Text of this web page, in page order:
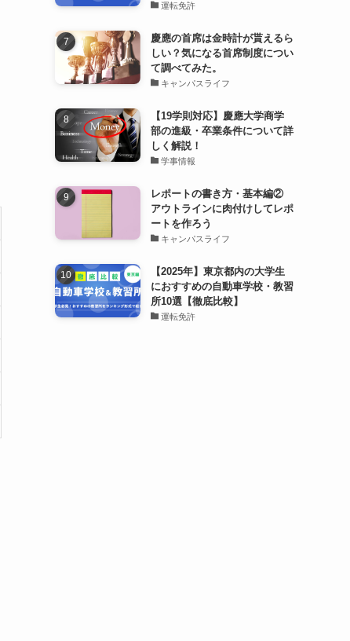
運転免許
慶應の首席は金時計が貰えるら
しい？気になる首席制度につい
て調べてみた。
キャンパスライフ
【19学則対応】慶應大学商学
部の進級・卒業条件について詳
しく解説！
学事情報
レポートの書き方・基本編②
アウトラインに肉付けしてレポ
ートを作ろう
キャンパスライフ
【2025年】東京都内の大学生
におすすめの自動車学校・教習
所10選【徹底比較】
運転免許